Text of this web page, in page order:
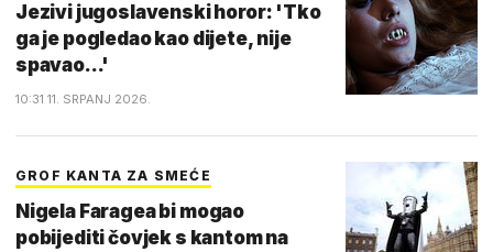
Jezivi jugoslavenski horor: 'Tko
ga je pogledao kao dijete, nije
spavao...'
10:31 11. SRPANJ 2026.
GROF KANTA ZA SMEĆE
Nigela Faragea bi mogao
pobijediti čovjek s kantom na